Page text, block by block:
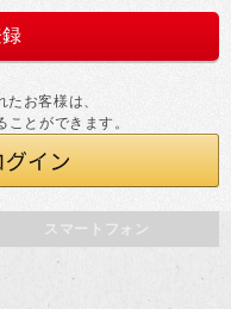
お客様は、
とができます。
スマートフォン